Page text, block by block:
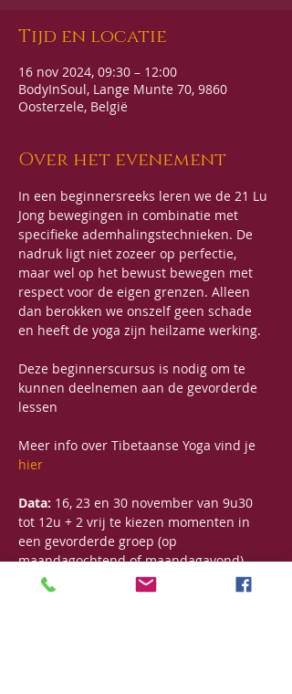
Tijd en locatie
16 nov 2024, 09:30 – 12:00
BodyInSoul, Lange Munte 70, 9860
Oosterzele, België
Over het evenement
In een beginnersreeks leren we de 21 Lu
Jong bewegingen in combinatie met
specifieke ademhalingstechnieken. De
nadruk ligt niet zozeer op perfectie,
maar wel op het bewust bewegen met
respect voor de eigen grenzen. Alleen
dan berokken we onszelf geen schade
en heeft de yoga zijn heilzame werking.
Deze beginnerscursus is nodig om te
kunnen deelnemen aan de gevorderde
lessen
Meer info over Tibetaanse Yoga vind je
hier
Data: 16, 23 en 30 november van 9u30
tot 12u + 2 vrij te kiezen momenten in
een gevorderde groep (op
maandagochtend of maandagavond)
Prijs: 130€